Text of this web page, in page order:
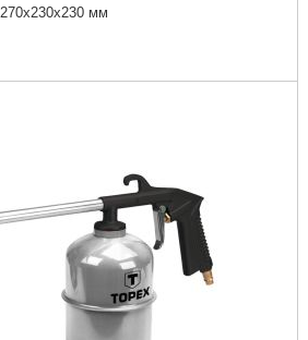
270x230x230 мм
Подробнее...